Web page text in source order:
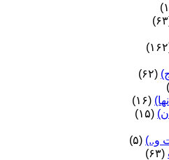
(۶۲)
(۱۶)
(۱۵)
و..) (۵)
(۶۳)